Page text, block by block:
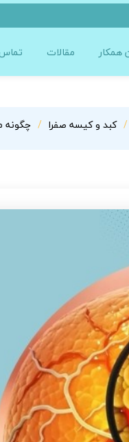
همکار مقالات تماس
کبد و کیسه صفرا چگونه